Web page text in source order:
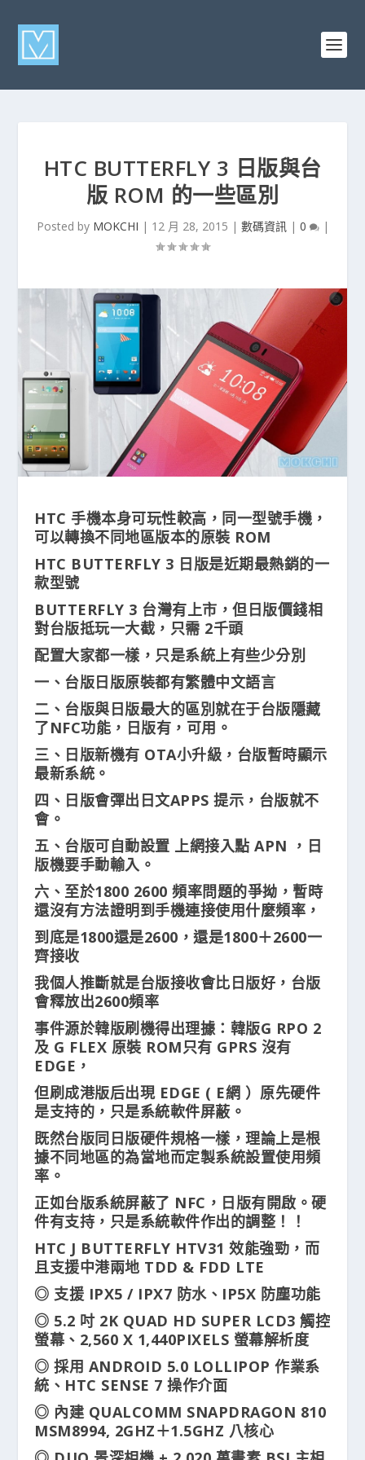
HTC BUTTERFLY 3 日版與台
版 ROM 的一些區別
Posted by MOKCHI | 12 月 28, 2015 | 數碼資訊| 0 |
HTC 手機本身可玩性較高，同一型號手機，
可以轉換不同地區版本的原裝 ROM
HTC BUTTERFLY 3 日版是近期最熱銷的一
款型號
BUTTERFLY 3 台灣有上市，但日版價錢相
對台版抵玩一大截，只需 2千頭
配置大家都一樣，只是系統上有些少分別
一、台版日版原裝都有繁體中文語言
二、台版與日版最大的區別就在于台版隱藏
了NFC功能，日版有，可用。
三、日版新機有 OTA小升級，台版暫時顯示
最新系統。
四、日版會彈出日文APPS 提示，台版就不
會。
五、台版可自動設置 上網接入點 APN ，日
版機要手動輸入。
六、至於1800 2600 頻率問題的爭拗，暫時
還沒有方法證明到手機連接使用什麼頻率，
到底是1800還是2600，還是1800＋2600一
齊接收
我個人推斷就是台版接收會比日版好，台版
會釋放出2600頻率
事件源於韓版刷機得出理據：韓版G RPO 2
及 G FLEX 原裝 ROM只有 GPRS 沒有
EDGE，
但刷成港版后出現 EDGE ( E網 ）原先硬件
是支持的，只是系統軟件屏蔽。
既然台版同日版硬件規格一樣，理論上是根
據不同地區的為當地而定製系統設置使用頻
率。
正如台版系統屏蔽了 NFC，日版有開啟。硬
件有支持，只是系統軟件作出的調整！！
HTC J BUTTERFLY HTV31 效能強勁，而
且支援中港兩地 TDD & FDD LTE
◎ 支援 IPX5 / IPX7 防水、IP5X 防塵功能
◎ 5.2 吋 2K QUAD HD SUPER LCD3 觸控
螢幕、2,560 X 1,440PIXELS 螢幕解析度
◎ 採用 ANDROID 5.0 LOLLIPOP 作業系
統、HTC SENSE 7 操作介面
◎ 內建 QUALCOMM SNAPDRAGON 810
MSM8994, 2GHZ＋1.5GHZ 八核心